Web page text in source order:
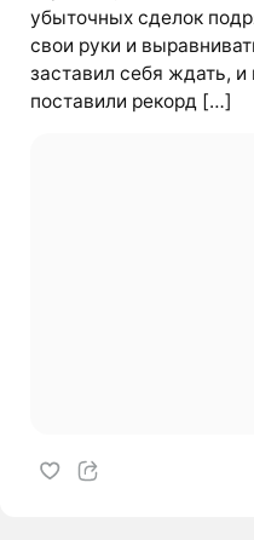
убыточных сделок
свои руки и
заставил себя ждать,
поставили рекорд […]